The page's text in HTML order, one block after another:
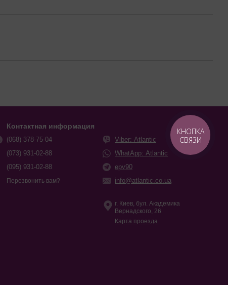
Контактная информация
(068) 378-75-04
(073) 931-02-88
(095) 931-02-88
Перезвонить вам?
Viber: Atlantic
WhatApp: Atlantic
epv90
info@atlantic.co.ua
г. Киев, бул. Академика
Вернадского, 26
Карта проезда
КНОПКА
СВЯЗИ